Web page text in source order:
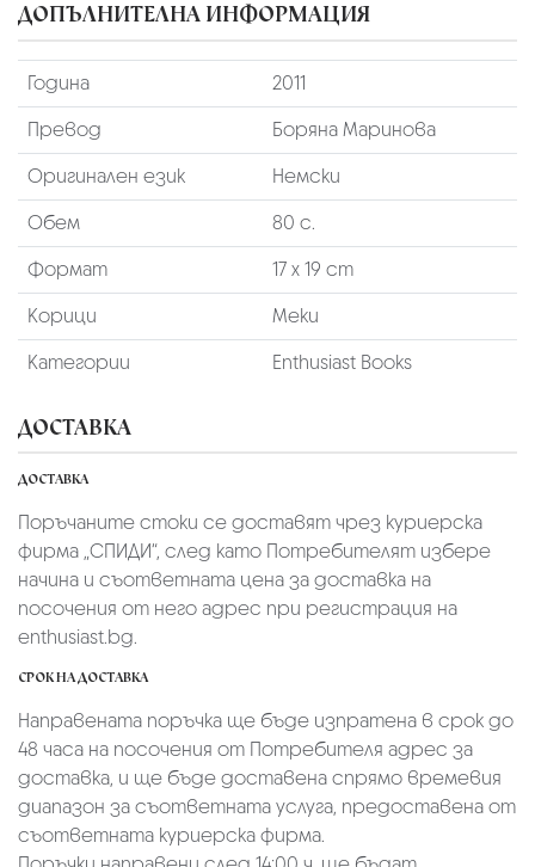
ДОПЪЛНИТЕЛНА ИНФОРМАЦИЯ
Година
2011
Превод
Боряна Маринова
Оригинален език
Немски
Обем
80 с.
Формат
17 х 19 cm
Корици
Меки
Категории
Enthusiast Books
ДОСТАВКА
ДОСТАВКА
Поръчаните стоки се доставят чрез куриерскa
фирмa „СПИДИ“, след като Потребителят избере
начина и съответната цена за доставка на
посочения от него адрес при регистрация на
enthusiast.bg.
СРОК НА ДОСТАВКА
Направената поръчка ще бъде изпратена в срок до
48 часа на посочения от Потребителя адрес за
доставка, и ще бъде доставена спрямо времевия
диапазон за съответната услуга, предоставена от
съответната куриерска фирма.